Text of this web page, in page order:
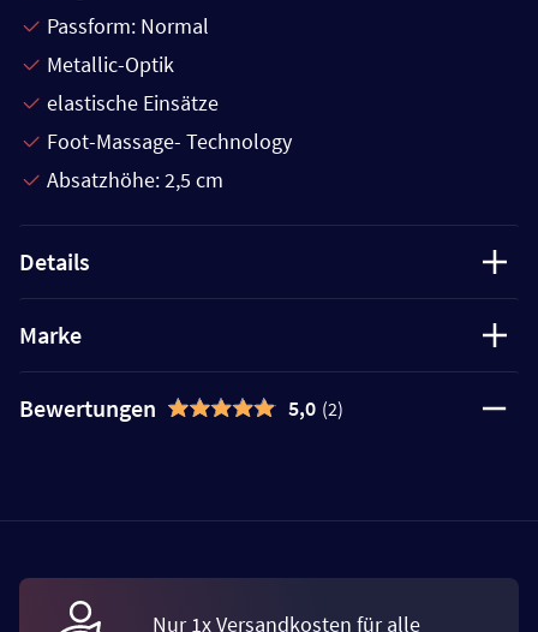
Passform: Normal
Metallic-Optik
elastische Einsätze
Foot-Massage- Technology
Absatzhöhe: 2,5 cm
Details
Marke
Bewertungen 5,0 (2)
Nur 1x Versandkosten für alle